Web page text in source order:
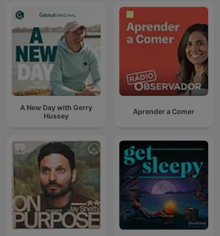
A New Day with Gerry
Hussey
Aprender a Comer